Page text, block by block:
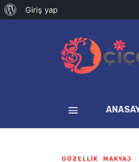
WordPress
Giriş yap
GÜZELLIK MAKYAJ